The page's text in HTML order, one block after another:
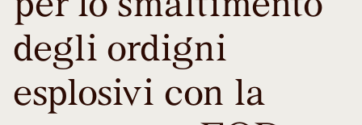
degli ordigni
esplosivi con la